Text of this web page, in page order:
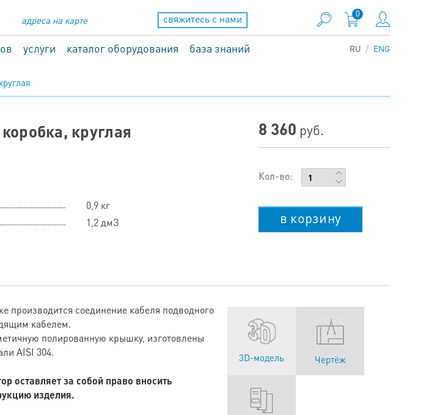
адреса на карте
0
свяжитесь с нами
услуги каталог оборудования база знаний RU ENG
круглая
0,9 кг
1,2 дмЗ
8 360 руб.
Кол-во:
в корзину
3D-модель Чертёж
производится соединение кабеля подводного
кабелем.
полированную крышку, изготовлены
AISI 304.
оставляет за собой право вносить
изделия.